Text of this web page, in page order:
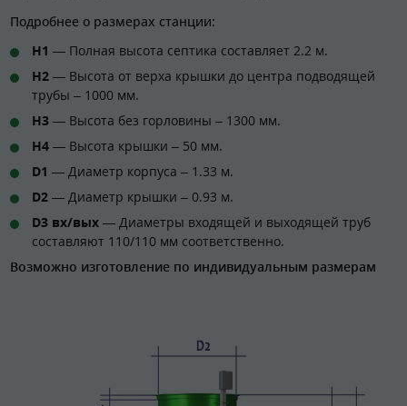
Подробнее о размерах станции:
H1 — Полная высота септика составляет 2.2 м.
H2 — Высота от верха крышки до центра подводящей
трубы – 1000 мм.
H3 — Высота без горловины – 1300 мм.
H4 — Высота крышки – 50 мм.
D1 — Диаметр корпуса – 1.33 м.
D2 — Диаметр крышки – 0.93 м.
D3 вх/вых — Диаметры входящей и выходящей труб
составляют 110/110 мм соответственно.
Возможно изготовление по индивидуальным размерам